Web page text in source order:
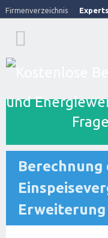
Firmenverzeichnis Experts
Berechnung
Erweiterung